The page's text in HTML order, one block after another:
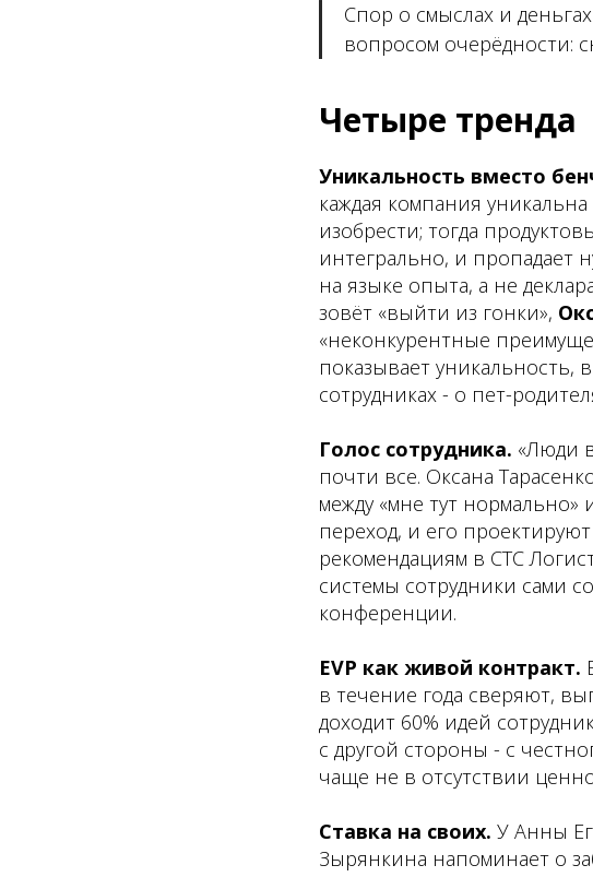
Спор о смыслах и
вопросом очерёдности:
Четыре тренда
Уникальность вместо
каждая компания
изобрести; тогда
интегрально, и пропадает
на языке опыта, а не
зовёт «выйти из гонки»,
«неконкурентные
показывает уникальность,
сотрудниках - о пет-
Голос сотрудника. «Люди
почти все. Оксана
между «мне тут нормально»
переход, и его
рекомендациям в СТС
системы сотрудники сами
конференции.
EVP как живой контракт.
в течение года сверяют,
доходит 60% идей
с другой стороны - с
чаще не в отсутствии
Ставка на своих. У Анны
Зырянкина напоминает о